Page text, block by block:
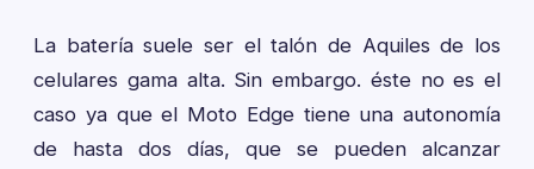
La batería suele ser el talón de Aquiles de los
celulares gama alta. Sin embargo. éste no es el
caso ya que el Moto Edge tiene una autonomía
de hasta dos días, que se pueden alcanzar